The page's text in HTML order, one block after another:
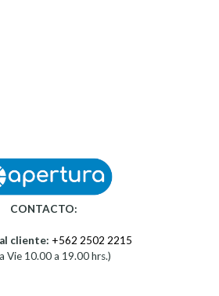
CONTACTO:
cliente: +562 2502 2215
Vie 10.00 a 19.00 hrs.)